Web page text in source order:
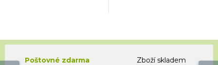
Poštovné zdarma
Zboží skladem